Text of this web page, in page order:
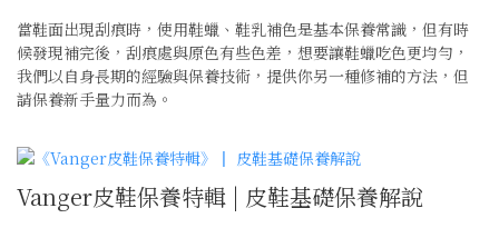
當鞋面出現刮痕時，使用鞋蠟、鞋乳補色是基本保養常識，但有時
候發現補完後，刮痕處與原色有些色差，想要讓鞋蠟吃色更均勻，
我們以自身長期的經驗與保養技術，提供你另一種修補的方法，但
請保養新手量力而為。
Vanger皮鞋保養特輯 | 皮鞋基礎保養解說